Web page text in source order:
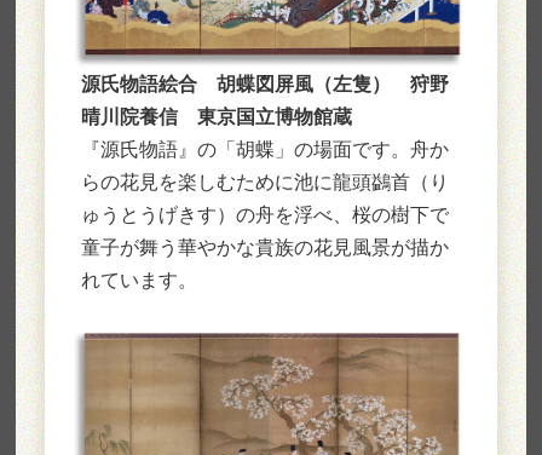
源氏物語絵合 胡蝶図屏風（左隻） 狩野
晴川院養信 東京国立博物館蔵
『源氏物語』の「胡蝶」の場面です。舟か
らの花見を楽しむために池に龍頭鷁首（り
ゅうとうげきす）の舟を浮べ、桜の樹下で
童子が舞う華やかな貴族の花見風景が描か
れています。